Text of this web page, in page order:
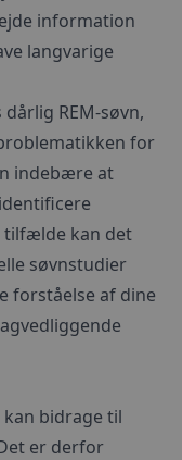
information
langvarige
REM-søvn,
for
indebære at
tilfælde kan det
søvnstudier
forståelse af dine
kan bidrage til
er derfor